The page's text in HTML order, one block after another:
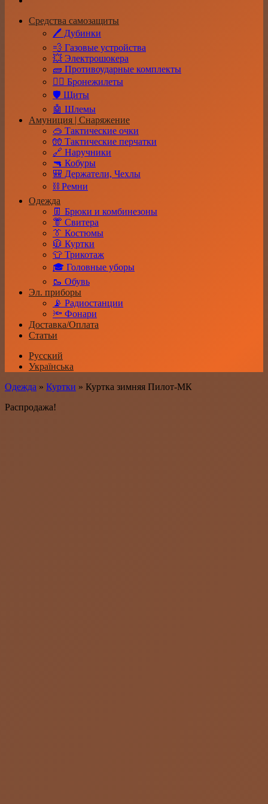
Средства самозащиты
🖊️ Дубинки
💨 Газовые устройства
💥 Электрошокера
🧱 Противоударные комплекты
👮‍♂️ Бронежилеты
🛡️ Щиты
🤖 Шлемы
Амуниция | Снаряжение
🥽 Тактические очки
🧤 Тактические перчатки
🔗 Наручники
🔫 Кобуры
🎒 Держатели, Чехлы
⛓️ Ремни
Одежда
👖 Брюки и комбинезоны
👘 Свитера
👔 Костюмы
🧥 Куртки
👕 Трикотаж
🎓 Головные уборы
🥾 Обувь
Эл. приборы
📡 Радиостанции
🔦 Фонари
Доставка/Оплата
Статьи
Русский
Українська
Одежда » Куртки » Куртка зимняя Пилот-МК
Распродажа!